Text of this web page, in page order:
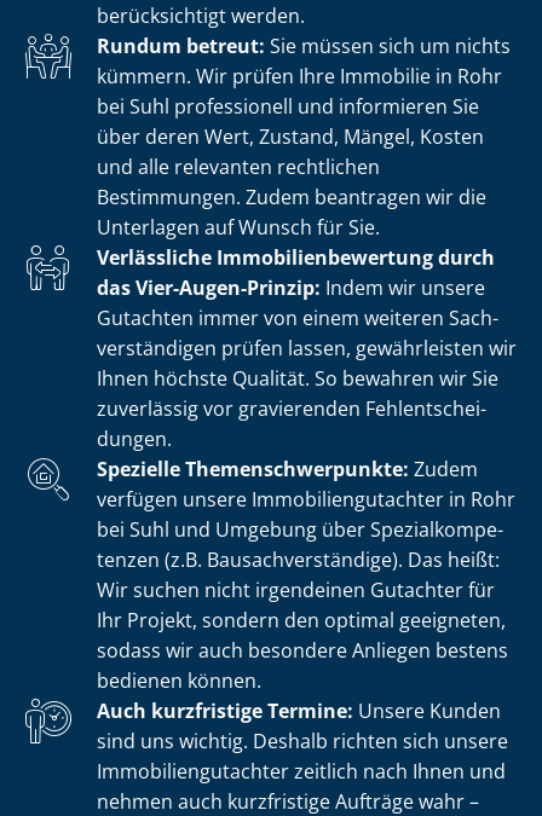
berücksichtigt werden.
Rundum betreut: Sie müssen sich um nichts
kümmern. Wir prüfen Ihre Immobilie in Rohr
bei Suhl professionell und informieren Sie
über deren Wert, Zustand, Mängel, Kosten
und alle relevanten rechtlichen
Bestimmungen. Zudem beantragen wir die
Unterlagen auf Wunsch für Sie.
Verlässliche Im­mo­bi­li­en­be­wer­tung durch
das Vier-Augen-Prinzip: Indem wir unsere
Gutachten immer von einem weiteren Sach­
ver­stän­di­gen prüfen lassen, gewährleisten wir
Ihnen höchste Qualität. So bewahren wir Sie
zuverlässig vor gravierenden Fehl­ent­schei­
dun­gen.
Spezielle The­men­schwer­punk­te: Zudem
verfügen unsere Im­mo­bi­li­en­gut­ach­ter in Rohr
bei Suhl und Umgebung über Spe­zi­al­kom­pe­
ten­zen (z.B. Bau­sach­ver­stän­di­ge). Das heißt:
Wir suchen nicht irgendeinen Gutachter für
Ihr Projekt, sondern den optimal geeigneten,
sodass wir auch besondere Anliegen bestens
bedienen können.
Auch kurzfristige Termine: Unsere Kunden
sind uns wichtig. Deshalb richten sich unsere
Im­mo­bi­li­en­gut­ach­ter zeitlich nach Ihnen und
nehmen auch kurzfristige Aufträge wahr –